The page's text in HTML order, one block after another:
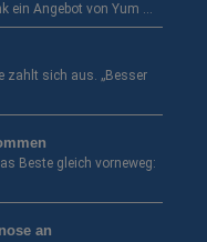
ein Angebot von Yum …
zahlt sich aus. „Besser
Beste gleich vorneweg:
an